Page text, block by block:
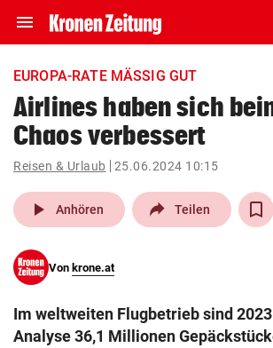
menu Navigation
ein-/ausklappen
account_circle Anmelden
pin_drop
Wien
search
eingeben
EUROPA-RATE MÄSSIG GUT
Airlines haben sich
Chaos verbessert
Reisen & Urlaub 25.06.2024 10:15
play_arrow Anhören Teilen
Von krone.at
Im weltweiten Flugbetrieb sind
Analyse 36,1 Millionen